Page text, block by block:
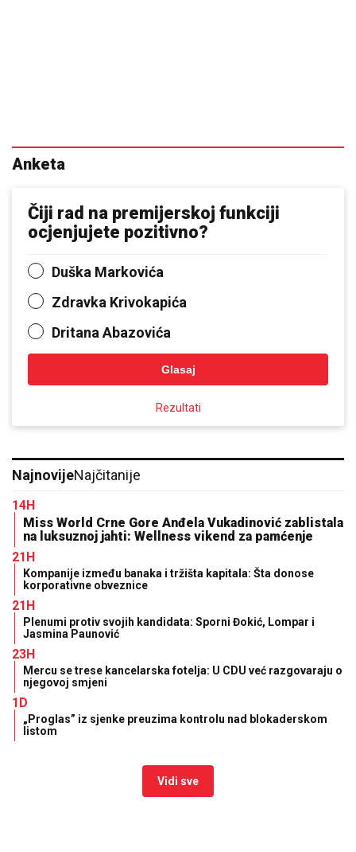
Anketa
Čiji rad na premijerskoj funkciji
ocjenjujete pozitivno?
Duška Markovića
Zdravka Krivokapića
Dritana Abazovića
Glasaj
Rezultati
NajnovijeNajčitanije
14H
Miss World Crne Gore Anđela Vukadinović zablistala
na luksuznoj jahti: Wellness vikend za pamćenje
21H
Kompanije između banaka i tržišta kapitala: Šta donose
korporativne obveznice
21H
Plenumi protiv svojih kandidata: Sporni Đokić, Lompar i
Jasmina Paunović
23H
Mercu se trese kancelarska fotelja: U CDU već razgovaraju o
njegovoj smjeni
1D
„Proglas” iz sjenke preuzima kontrolu nad blokaderskom
listom
Vidi sve